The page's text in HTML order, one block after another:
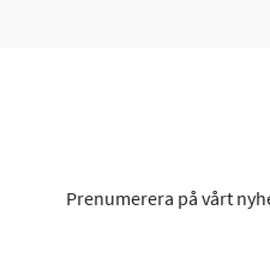
Prenumerera på vårt